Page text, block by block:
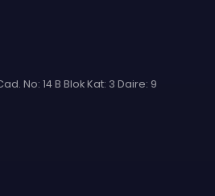
No: 14 B Blok Kat: 3 Daire: 9